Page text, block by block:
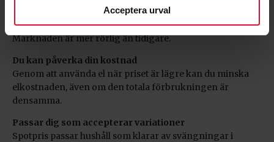
Acceptera urval
Elen är ofta billigare under perioder med lägre
efterfrågan, men prisbilden kan ändras snabbt.
Marknaden är mer rörlig än tidigare.
Du kan påverka din kostnad
Genom att använda el när priset är lägre kan du minska
elkostnaden, även om den totala förbrukningen är
densamma.
Passar dig som accepterar variationer
Spotpris passar hushåll som klarar av svängningar i